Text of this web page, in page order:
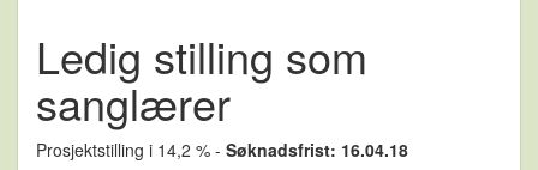
Ledig stilling som
sanglærer
Prosjektstilling i 14,2 % - Søknadsfrist: 16.04.18